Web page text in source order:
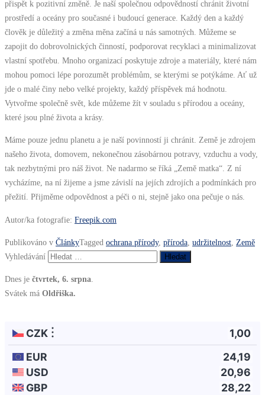
přispět k pozitivní změně. Je naší společnou odpovědností chránit životní
prostředí a oceány pro současné i budoucí generace. Každý den a každý
člověk je důležitý a změna měna začíná u nás samotných. Můžeme se
zapojit do dobrovolnických činností, podporovat recyklaci a minimalizovat
vlastní spotřebu. Mnoho organizací poskytuje zdroje a materiály, které nám
mohou pomoci lépe porozumět problémům, se kterými se potýkáme. Ať už
jde o malé činy nebo velké projekty, každý příspěvek má hodnotu.
Vytvořme společně svět, kde můžeme žít v souladu s přírodou a oceány,
které jsou plné života a krásy.
Máme pouze jednu planetu a je naší povinností ji chránit. Země je zdrojem
našeho života, domovem, nekonečnou zásobárnou potravy, vzduchu a vody,
tak nezbytnými pro náš život. Ne nadarmo se říká „Země matka“. Z ní
vycházíme, na ní žijeme a jsme závislí na jejích zdrojích a podmínkách pro
přežití. Přijměme odpovědnost a péči o ni, stejně jako ona pečuje o nás.
Autor/ka fotografie: Freepik.com
Publikováno v ČlánkyTagged ochrana přírody, příroda udržitelnost Země
Vyhledávání
Dnes je čtvrtek, 6. srpna
Svátek má Oldřiška.